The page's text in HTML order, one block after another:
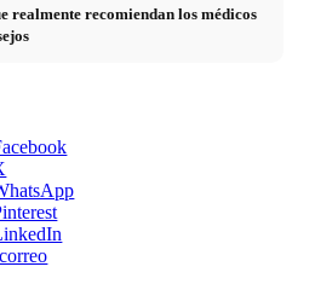
realmente recomiendan los médicos